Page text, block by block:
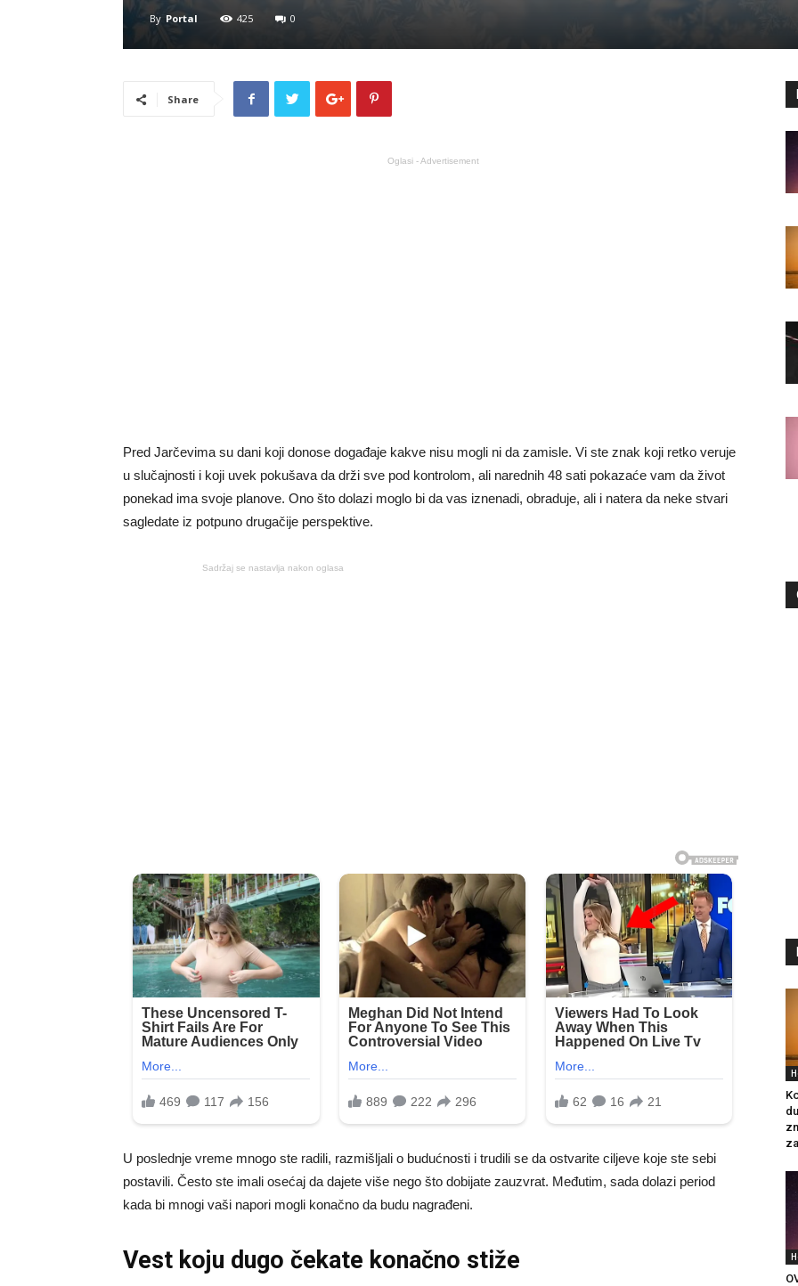
By Portal 425 0
Share
Oglasi - Advertisement
Pred Jarčevima su dani koji donose događaje kakve nisu mogli ni da zamisle. Vi ste znak koji retko veruje
u slučajnosti i koji uvek pokušava da drži sve pod kontrolom, ali narednih 48 sati pokazaće vam da život
ponekad ima svoje planove. Ono što dolazi moglo bi da vas iznenadi, obraduje, ali i natera da neke stvari
sagledate iz potpuno drugačije perspektive.
Sadržaj se nastavlja nakon oglasa
U poslednje vreme mnogo ste radili, razmišljali o budućnosti i trudili se da ostvarite ciljeve koje ste sebi
postavili. Često ste imali osećaj da dajete više nego što dobijate zauzvrat. Međutim, sada dolazi period
kada bi mnogi vaši napori mogli konačno da budu nagrađeni.
Vest koju dugo čekate konačno stiže